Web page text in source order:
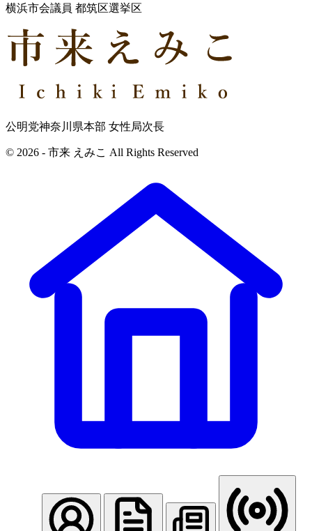
横浜市会議員 都筑区選挙区
公明党神奈川県本部 女性局次長
© 2026 - 市来 えみこ All Rights Reserved